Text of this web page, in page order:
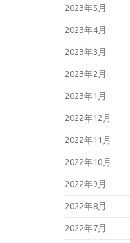
2023年5月
2023年4月
2023年3月
2023年2月
2023年1月
2022年12月
2022年11月
2022年10月
2022年9月
2022年8月
2022年7月